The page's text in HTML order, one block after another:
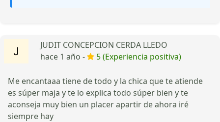
JUDIT CONCEPCION CERDA LLEDO
hace 1 año -
5 (Experiencia positiva)
Me encantaaa tiene de todo y la chica que te atiende
es súper maja y te lo explica todo súper bien y te
aconseja muy bien un placer apartir de ahora iré
siempre hay